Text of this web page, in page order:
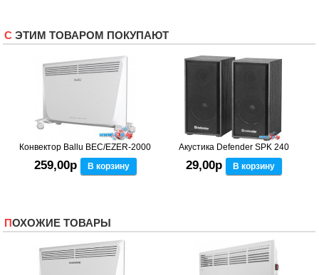
С ЭТИМ ТОВАРОМ ПОКУПАЮТ
Конвектор Ballu BEC/EZER-2000
259,00р В корзину
Акустика Defender SPK 240
29,00р В корзину
ПОХОЖИЕ ТОВАРЫ